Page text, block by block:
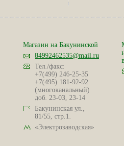
Магазин на Бакунинской
84992462535@mail.ru
Тел./факс:
+7(499) 246-25-35
+7(495) 181-92-92
(многоканальный)
доб. 23-03, 23-14
Бакунинская ул.,
81/55, стр.1.
«Электрозаводская»